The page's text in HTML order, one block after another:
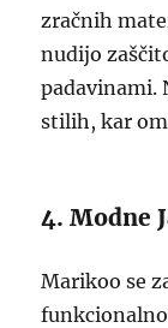
zračnih
nudijo
padavinami.
stilih, kar
4. Modne
Marikoo se